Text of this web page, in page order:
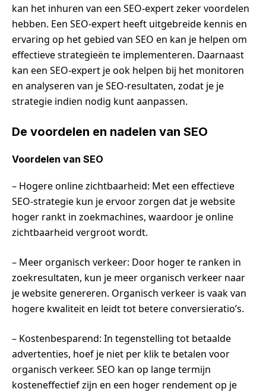
kan het inhuren van een SEO-expert zeker voordelen
hebben. Een SEO-expert heeft uitgebreide kennis en
ervaring op het gebied van SEO en kan je helpen om
effectieve strategieën te implementeren. Daarnaast
kan een SEO-expert je ook helpen bij het monitoren
en analyseren van je SEO-resultaten, zodat je je
strategie indien nodig kunt aanpassen.
De voordelen en nadelen van SEO
Voordelen van SEO
– Hogere online zichtbaarheid: Met een effectieve
SEO-strategie kun je ervoor zorgen dat je website
hoger rankt in zoekmachines, waardoor je online
zichtbaarheid vergroot wordt.
– Meer organisch verkeer: Door hoger te ranken in
zoekresultaten, kun je meer organisch verkeer naar
je website genereren. Organisch verkeer is vaak van
hogere kwaliteit en leidt tot betere conversieratio’s.
– Kostenbesparend: In tegenstelling tot betaalde
advertenties, hoef je niet per klik te betalen voor
organisch verkeer. SEO kan op lange termijn
kosteneffectief zijn en een hoger rendement op je